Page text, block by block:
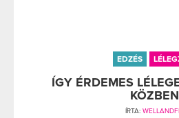
EDZÉS
ÍGY ÉRDEMES
KÖZBEN
ÍRTA: